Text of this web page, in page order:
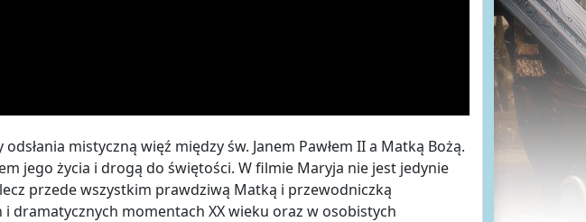
mistyczną więź między św. Janem Pawłem II a Matką Bożą.
jego życia i drogą do świętości. W filmie Maryja nie jest jedynie
przede wszystkim prawdziwą Matką i przewodniczką
dramatycznych momentach XX wieku oraz w osobistych